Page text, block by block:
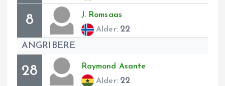
8 J. Romsaas
Alder: 22
ANGRIBERE
28 Raymond Asante
Alder: 22